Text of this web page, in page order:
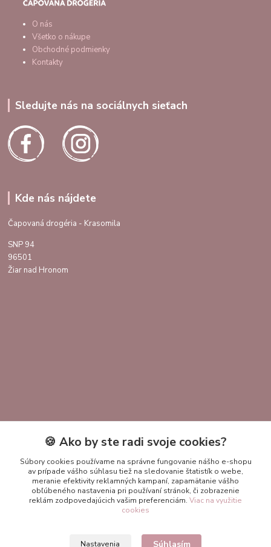
O nás
Všetko o nákupe
Obchodné podmienky
Kontakty
Sledujte nás na sociálnych sieťach
Kde nás nájdete
Čapovaná drogéria - Krasomila
SNP 94
96501
Žiar nad Hronom
+421 951 411 400
ekokrasomila@gmail.com
🍪 Ako by ste radi svoje cookies?
Súbory cookies používame na správne fungovanie nášho e-shopu
av prípade vášho súhlasu tiež na sledovanie štatistík o webe,
meranie efektivity reklamných kampaní, zapamätanie vášho
obľúbeného nastavenia pri používaní stránok, či zobrazenie
reklám zodpovedajúcich vašim preferenciám. Viac na využitie
cookies
Nastavenia Súhlasím